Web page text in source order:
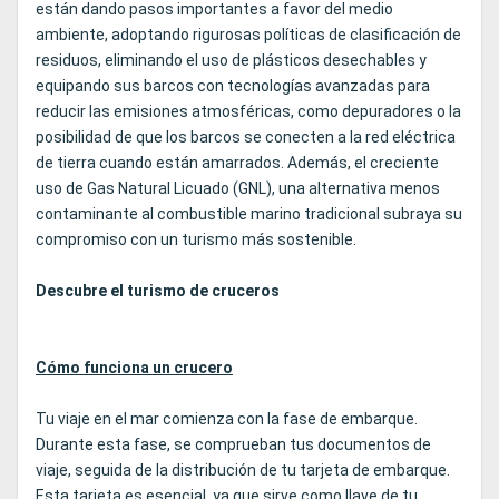
están dando pasos importantes a favor del medio
ambiente, adoptando rigurosas políticas de clasificación de
residuos, eliminando el uso de plásticos desechables y
equipando sus barcos con tecnologías avanzadas para
reducir las emisiones atmosféricas, como depuradores o la
posibilidad de que los barcos se conecten a la red eléctrica
de tierra cuando están amarrados. Además, el creciente
uso de Gas Natural Licuado (GNL), una alternativa menos
contaminante al combustible marino tradicional subraya su
compromiso con un turismo más sostenible.
Descubre el turismo de cruceros
Cómo funciona un crucero
Tu viaje en el mar comienza con la fase de embarque.
Durante esta fase, se comprueban tus documentos de
viaje, seguida de la distribución de tu tarjeta de embarque.
Esta tarjeta es esencial, ya que sirve como llave de tu